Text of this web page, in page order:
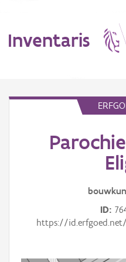
Inventaris
Erfgoedobject
ID
https://